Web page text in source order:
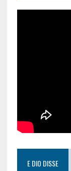
E DIO DISSE